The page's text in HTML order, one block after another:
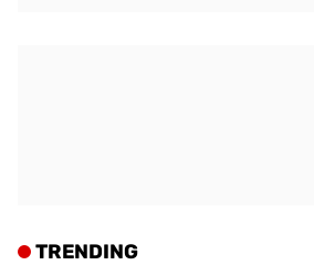
TRENDING